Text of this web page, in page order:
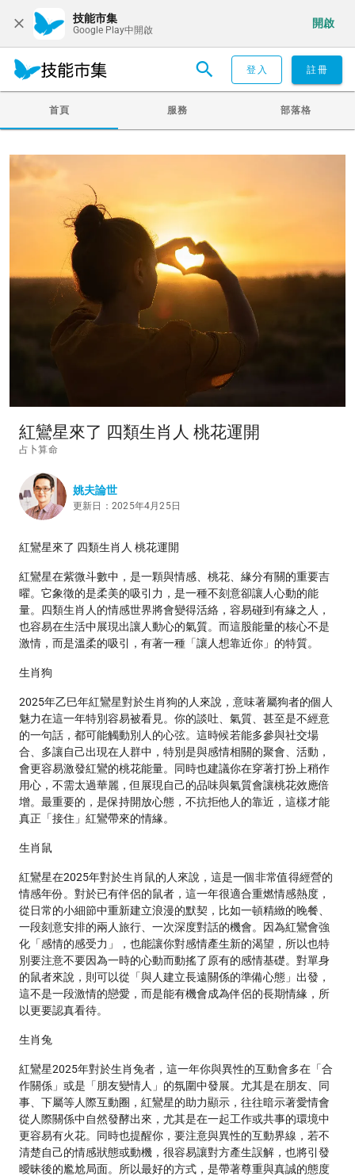
技能市集
Google Play中開啟
開啟
登入 註冊
首頁 服務 部落格
紅鸞星來了 四類生肖人 桃花運開
占卜算命
姚夫論世
更新日：2025年4月25日
紅鸞星來了 四類生肖人 桃花運開
紅鸞星在紫微斗數中，是一顆與情感、桃花、緣分有關的重要吉
曜。它象徵的是柔美的吸引力，是一種不刻意卻讓人心動的能
量。四類生肖人的情感世界將會變得活絡，容易碰到有緣之人，
也容易在生活中展現出讓人動心的氣質。而這股能量的核心不是
激情，而是溫柔的吸引，有著一種「讓人想靠近你」的特質。
生肖狗
2025年乙巳年紅鸞星對於生肖狗的人來說，意味著屬狗者的個人
魅力在這一年特別容易被看見。你的談吐、氣質、甚至是不經意
的一句話，都可能觸動別人的心弦。這時候若能多參與社交場
合、多讓自己出現在人群中，特別是與感情相關的聚會、活動，
會更容易激發紅鸞的桃花能量。同時也建議你在穿著打扮上稍作
用心，不需太過華麗，但展現自己的品味與氣質會讓桃花效應倍
增。最重要的，是保持開放心態，不抗拒他人的靠近，這樣才能
真正「接住」紅鸞帶來的情緣。
生肖鼠
紅鸞星在2025年對於生肖鼠的人來說，這是一個非常值得經營的
情感年份。對於已有伴侶的鼠者，這一年很適合重燃情感熱度，
從日常的小細節中重新建立浪漫的默契，比如一頓精緻的晚餐、
一段刻意安排的兩人旅行、一次深度對話的機會。因為紅鸞會強
化「感情的感受力」，也能讓你對感情產生新的渴望，所以也特
別要注意不要因為一時的心動而動搖了原有的感情基礎。對單身
的鼠者來說，則可以從「與人建立長遠關係的準備心態」出發，
這不是一段激情的戀愛，而是能有機會成為伴侶的長期情緣，所
以更要認真看待。
生肖兔
紅鸞星2025年對於生肖兔者，這一年你與異性的互動會多在「合
作關係」或是「朋友變情人」的氛圍中發展。尤其是在朋友、同
事、下屬等人際互動圈，紅鸞星的助力顯示，往往暗示著愛情會
從人際關係中自然發酵出來，尤其是在一起工作或共事的環境中
更容易有火花。同時也提醒你，要注意與異性的互動界線，若不
清楚自己的情感狀態或動機，很容易讓對方產生誤解，也將引發
曖昧後的尷尬局面。所以最好的方式，是帶著尊重與真誠的態度